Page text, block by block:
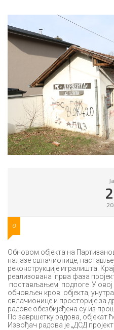
0
Обновом објекта на
налазе свлачионице,
реконструкције игралишта.
реализована прва фаза
постављањем подлоге .У овој
обновљен кров објекта,
свлачионице и просторије за
радове обезбијеђена су из
По завршетку радова, објекат
Извођач радова је „ДСД